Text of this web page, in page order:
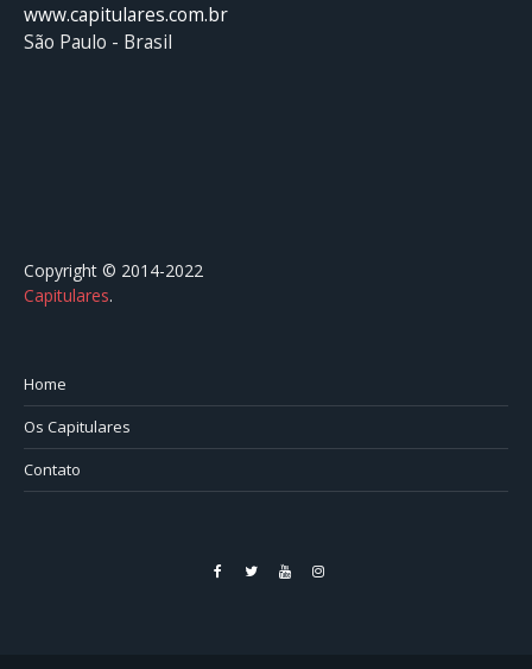
www.capitulares.com.br
São Paulo - Brasil
Copyright © 2014-2022
Capitulares.⠀⠀⠀⠀⠀⠀⠀⠀⠀⠀⠀⠀⠀⠀⠀⠀⠀⠀⠀⠀⠀⠀⠀⠀⠀⠀⠀
Home
Os Capitulares
Contato
FacebookTwitterYouTubeInstagram